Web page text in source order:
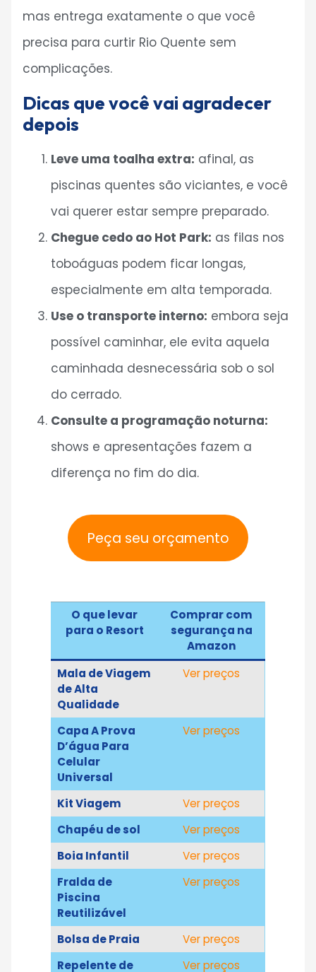
mas entrega exatamente o que você
precisa para curtir Rio Quente sem
complicações.
Dicas que você vai agradecer
depois
Leve uma toalha extra: afinal, as
piscinas quentes são viciantes, e você
vai querer estar sempre preparado.
Chegue cedo ao Hot Park: as filas nos
toboáguas podem ficar longas,
especialmente em alta temporada.
Use o transporte interno: embora seja
possível caminhar, ele evita aquela
caminhada desnecessária sob o sol
do cerrado.
Consulte a programação noturna:
shows e apresentações fazem a
diferença no fim do dia.
Peça seu orçamento
O que levar
para o Resort
Comprar com
segurança na
Amazon
Mala de Viagem
de Alta
Qualidade
Ver preços
Capa A Prova
D’água Para
Celular
Universal
Ver preços
Kit Viagem
Ver preços
Chapéu de sol
Ver preços
Boia Infantil
Ver preços
Fralda de
Piscina
Reutilizável
Ver preços
Bolsa de Praia
Ver preços
Repelente de
Ver preços